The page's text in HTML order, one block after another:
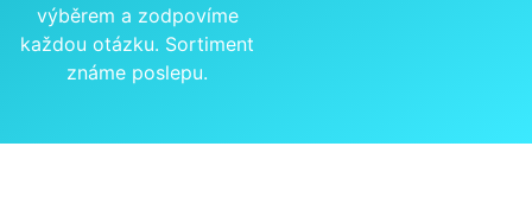
výběrem a zodpovíme
každou otázku. Sortiment
známe poslepu.